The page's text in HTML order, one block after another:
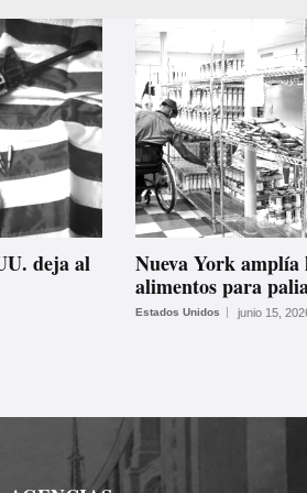
deja al
Nueva York amplía
alimentos para
Estados Unidos junio 15,